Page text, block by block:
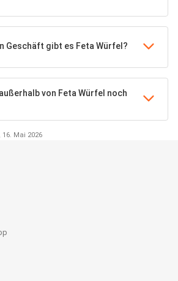
Geschäft gibt es Feta Würfel?
von Feta Würfel noch
Mai 2026